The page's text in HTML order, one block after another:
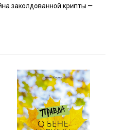
заколдованной крипты —